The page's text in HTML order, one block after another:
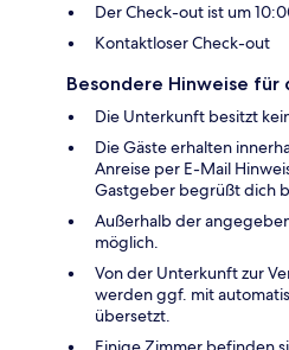
Der Check-out ist um
Kontaktloser Check-out
Besondere Hinweise für
Die Unterkunft besitzt
Die Gäste erhalten
Anreise per E-Mail
Gastgeber begrüßt dich
Außerhalb der
möglich.
Von der Unterkunft zur
werden ggf. mit
übersetzt.